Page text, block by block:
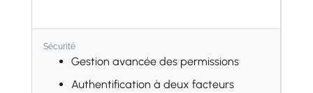
PLM
Achats
Maintenance
Sécurité
Gestion avancée des permissions
Authentification à deux facteurs